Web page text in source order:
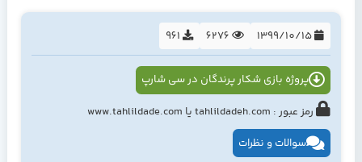
1399/10/15
961
پروژه بازی شکار پرندگان در سي شارپ
رمز عبور : tahlildadeh.com یا www.tahlildade.com
سوالات و نظرات